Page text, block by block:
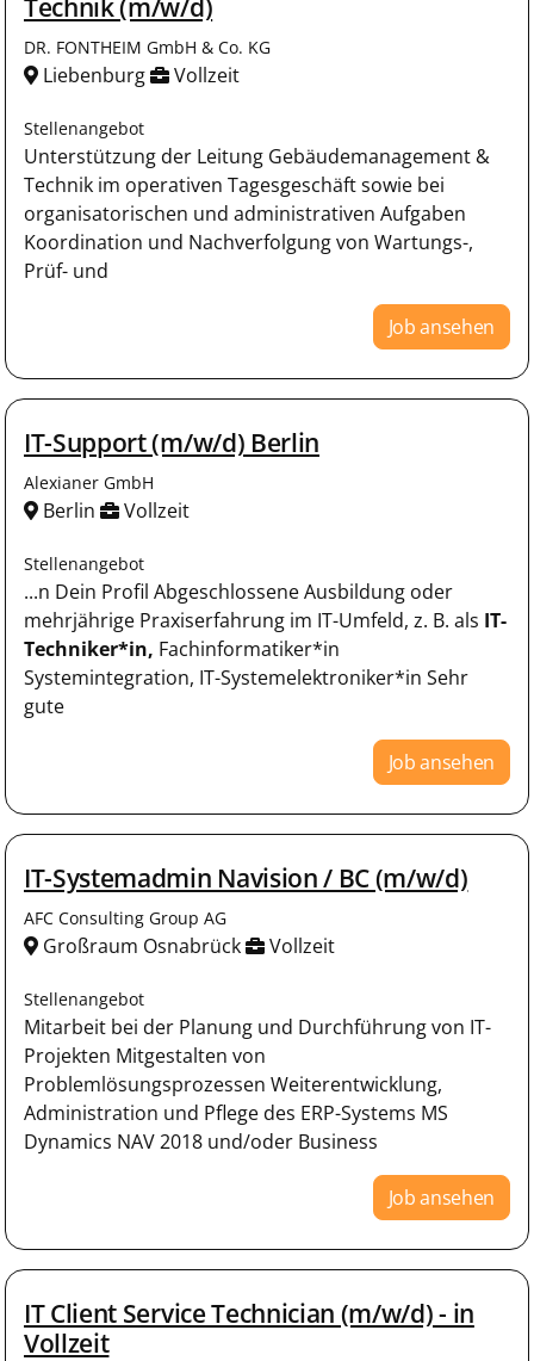
DR. FONTHEIM GmbH & Co. KG
Liebenburg Vollzeit
Stellenangebot
Unterstützung der Leitung Gebäudemanagement &
Technik im operativen Tagesgeschäft sowie bei
organisatorischen und administrativen Aufgaben
Koordination und Nachverfolgung von Wartungs-,
Prüf- und
Job ansehen
IT-Support (m/w/d) Berlin
Alexianer GmbH
Berlin Vollzeit
Stellenangebot
...n Dein Profil Abgeschlossene Ausbildung oder
mehrjährige Praxiserfahrung im IT-Umfeld, z. B. als IT-
Techniker*in, Fachinformatiker*in
Systemintegration, IT-Systemelektroniker*in Sehr
gute
Job ansehen
IT-Systemadmin Navision / BC (m/w/d)
AFC Consulting Group AG
Großraum Osnabrück Vollzeit
Stellenangebot
Mitarbeit bei der Planung und Durchführung von IT-
Projekten Mitgestalten von
Problemlösungsprozessen Weiterentwicklung,
Administration und Pflege des ERP-Systems MS
Dynamics NAV 2018 und/oder Business
Job ansehen
IT Client Service Technician (m/w/d) - in
Vollzeit